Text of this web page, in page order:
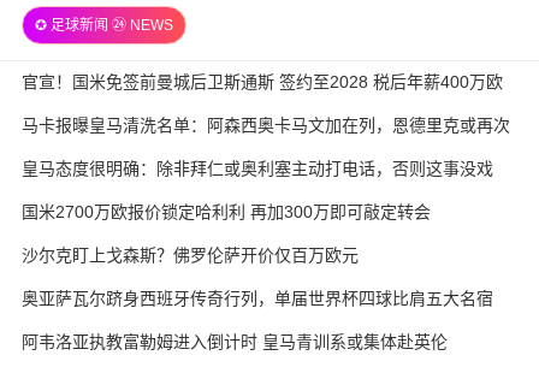
✪ 足球新闻 ㉔ NEWS
官宣！国米免签前曼城后卫斯通斯 签约至2028 税后年薪400万欧
马卡报曝皇马清洗名单：阿森西奥卡马文加在列，恩德里克或再次
外租
皇马态度很明确：除非拜仁或奥利塞主动打电话，否则这事没戏
国米2700万欧报价锁定哈利利 再加300万即可敲定转会
沙尔克盯上戈森斯？佛罗伦萨开价仅百万欧元
奥亚萨瓦尔跻身西班牙传奇行列，单届世界杯四球比肩五大名宿
阿韦洛亚执教富勒姆进入倒计时 皇马青训系或集体赴英伦